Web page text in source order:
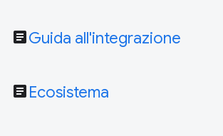
articleGuida all'integrazione
article Ecosistema